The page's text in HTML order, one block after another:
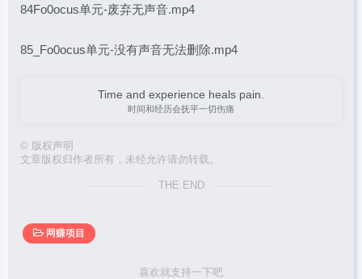
84Fo0ocus单元-废弃无声音.mp4
85_Fo0ocus单元-没有声音无法删除.mp4
Time and experience heals pain.
时间和经历会抚平一切伤痛
© 版权声明
文章版权归作者所有，未经允许请勿转载。
THE END
网赚项目
喜欢就支持一下吧